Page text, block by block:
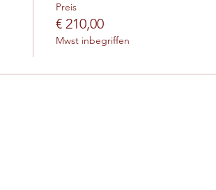
Preis
€ 210,00
Mwst inbegriffen